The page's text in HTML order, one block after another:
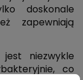
doskonale
zapewniają
niezwykle
co